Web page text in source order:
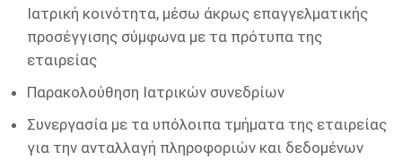
Ιατρική κοινότητα, μέσω άκρως επαγγελματικής
προσέγγισης σύμφωνα με τα πρότυπα της
εταιρείας
Παρακολούθηση Ιατρικών συνεδρίων
Συνεργασία με τα υπόλοιπα τμήματα της εταιρείας
για την ανταλλαγή πληροφοριών και δεδομένων